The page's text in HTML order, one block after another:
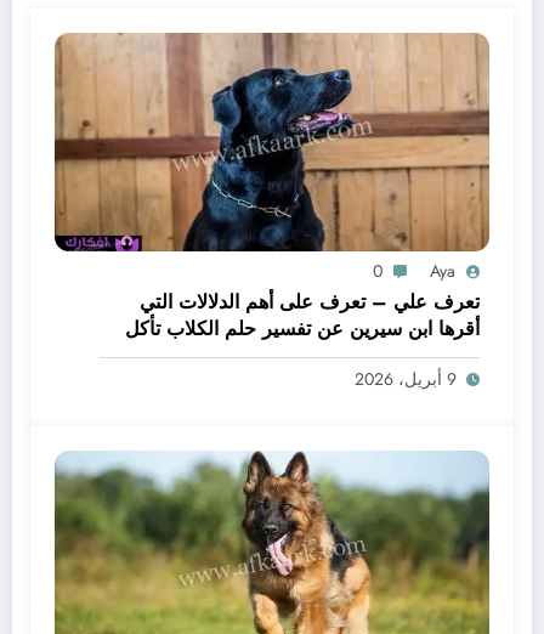
Aya
0
تعرف علي – تعرف على أهم الدلالات التي
أقرها ابن سيرين عن تفسير حلم الكلاب تأكل
لحم – بالتفصيل
9 أبريل، 2026